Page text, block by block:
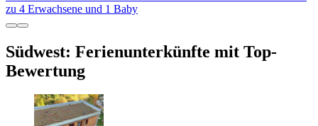
zu 4 Erwachsene und 1 Baby
Südwest: Ferienunterkünfte mit Top-
Bewertung